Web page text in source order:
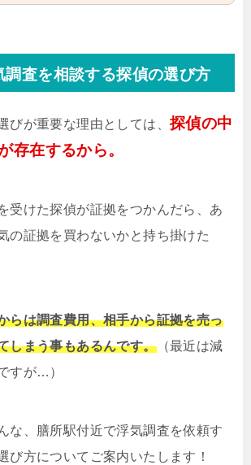
調査を相談する探偵の選び方
びが重要な理由としては、 探偵の中
存在するから。
受けた探偵が証拠をつかんだら、あ
の証拠を買わないかと持ち掛けた
らは調査費用、相手から証拠を売っ
しまう事もあるんです。（最近は減
すが…）
な、膳所駅付近で浮気調査を依頼す
び方についてご案内いたします！